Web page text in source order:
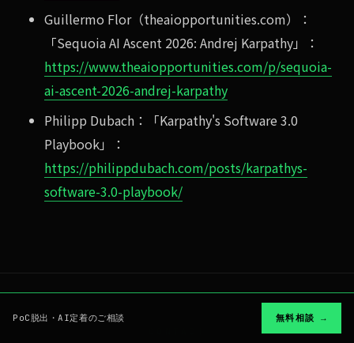
Guillermo Flor（theaiopportunities.com）：
「Sequoia AI Ascent 2026: Andrej Karpathy」：
https://www.theaiopportunities.com/p/sequoia-
ai-ascent-2026-andrej-karpathy
Philipp Dubach：「Karpathy's Software 3.0
Playbook」：
https://philippdubach.com/posts/karpathys-
software-3.0-playbook/
PoC脱出・AI定着のご相談 無料相談 →